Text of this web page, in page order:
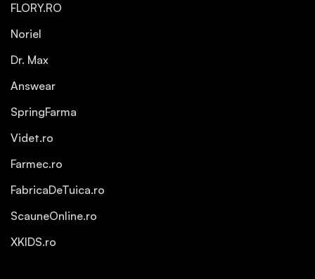
FLORY.RO
Noriel
Dr. Max
Answear
SpringFarma
Videt.ro
Farmec.ro
FabricaDeTuica.ro
ScauneOnline.ro
XKIDS.ro